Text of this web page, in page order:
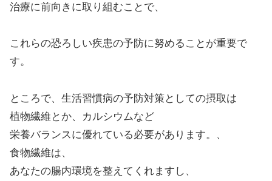
治療に前向きに取り組むことで、
これらの恐ろしい疾患の予防に努めることが重要で
す。
ところで、生活習慣病の予防対策としての摂取は
植物繊維とか、カルシウムなど
栄養バランスに優れている必要があります。、
食物繊維は、
あなたの腸内環境を整えてくれますし、